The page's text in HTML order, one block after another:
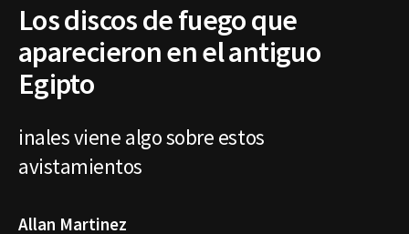
Los discos de fuego que
aparecieron en el antiguo
Egipto
inales viene algo sobre estos
avistamientos
Allan Martinez